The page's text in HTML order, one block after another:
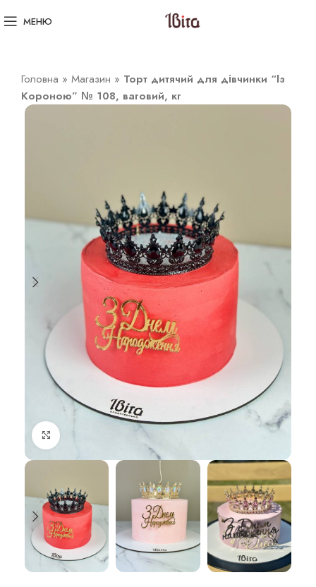
МЕНЮ
Головна » Магазин » Торт дитячий для дівчинки “Із
Короною” № 108, ваговий, кг
Збільшити фото